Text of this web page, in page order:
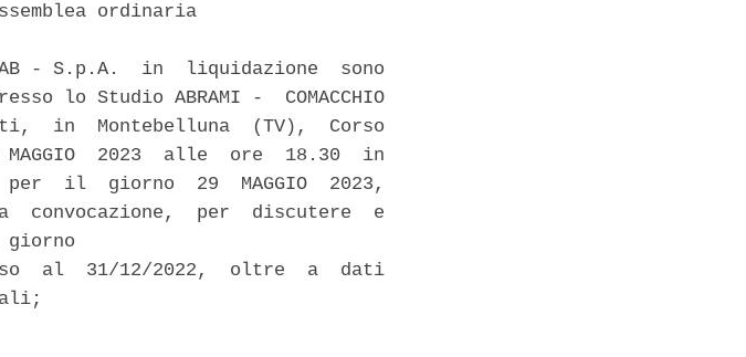
ordinaria
- S.p.A.  in  liquidazione  sono
lo Studio ABRAMI -  COMACCHIO
in  Montebelluna  (TV),  Corso
2023  alle  ore  18.30  in
per  il  giorno  29  MAGGIO  2023,
convocazione,  per  discutere  e
giorno
al  31/12/2022,  oltre  a  dati